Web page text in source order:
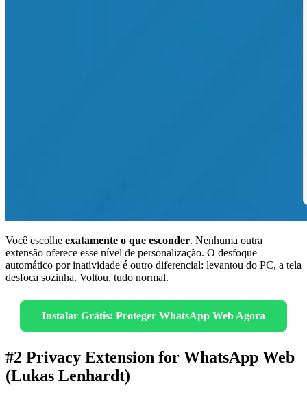
Você escolhe exatamente o que esconder. Nenhuma outra
extensão oferece esse nível de personalização. O desfoque
automático por inatividade é outro diferencial: levantou do PC, a tela
desfoca sozinha. Voltou, tudo normal.
Instalar Grátis: Proteger WhatsApp Web Agora
#2 Privacy Extension for WhatsApp Web
(Lukas Lenhardt)